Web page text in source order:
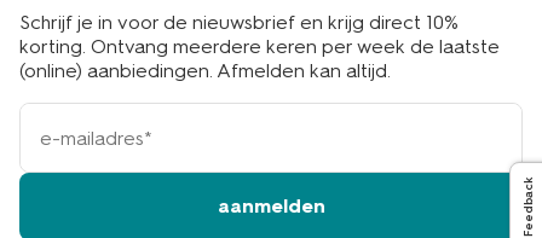
Schrijf je in voor de nieuwsbrief en krijg direct 10%
korting. Ontvang meerdere keren per week de laatste
(online) aanbiedingen. Afmelden kan altijd.
e-
mailadres
aanmelden Feedback